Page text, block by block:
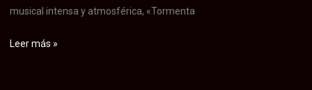
musical intensa y atmosférica, «Tormenta
Ngutram
Leer más »